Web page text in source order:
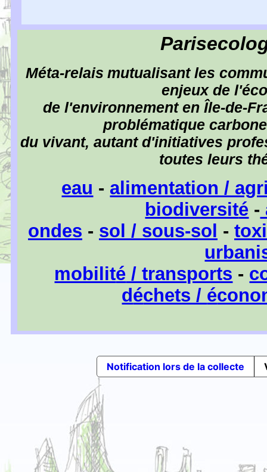
Méta-relais mutualisant les
enjeux de l'é
de l'environnement en Île-de-
problématique
du vivant, autant d'initiatives
toutes leurs th
eau - alimentation /
biodiversité -
ondes - sol / sous-sol -
mobilité / transports -
d échets / é
Notification lors de la collecte